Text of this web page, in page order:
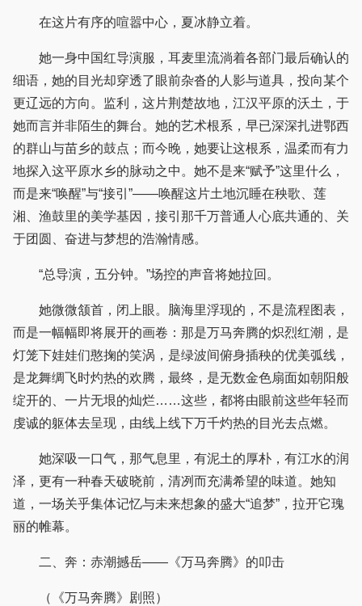
在这片有序的喧嚣中心，夏冰静立着。
她一身中国红导演服，耳麦里流淌着各部门最后确认的
细语，她的目光却穿透了眼前杂沓的人影与道具，投向某个
更辽远的方向。监利，这片荆楚故地，江汉平原的沃土，于
她而言并非陌生的舞台。她的艺术根系，早已深深扎进鄂西
的群山与苗乡的鼓点；而今晚，她要让这根系，温柔而有力
地探入这平原水乡的脉动之中。她不是来“赋予”这里什么，
而是来“唤醒”与“接引”——唤醒这片土地沉睡在秧歌、莲
湘、渔鼓里的美学基因，接引那千万普通人心底共通的、关
于团圆、奋进与梦想的浩瀚情感。
“总导演，五分钟。”场控的声音将她拉回。
她微微颔首，闭上眼。脑海里浮现的，不是流程图表，
而是一幅幅即将展开的画卷：那是万马奔腾的炽烈红潮，是
灯笼下娃娃们憨掬的笑涡，是绿波间俯身插秧的优美弧线，
是龙舞绸飞时灼热的欢腾，最终，是无数金色扇面如朝阳般
绽开的、一片无垠的灿烂……这些，都将由眼前这些年轻而
虔诚的躯体去呈现，由线上线下万千灼热的目光去点燃。
她深吸一口气，那气息里，有泥土的厚朴，有江水的润
泽，更有一种春天破晓前，清冽而充满希望的味道。她知
道，一场关乎集体记忆与未来想象的盛大“追梦”，拉开它瑰
丽的帷幕。
二、奔：赤潮撼岳——《万马奔腾》的叩击
（《万马奔腾》剧照）